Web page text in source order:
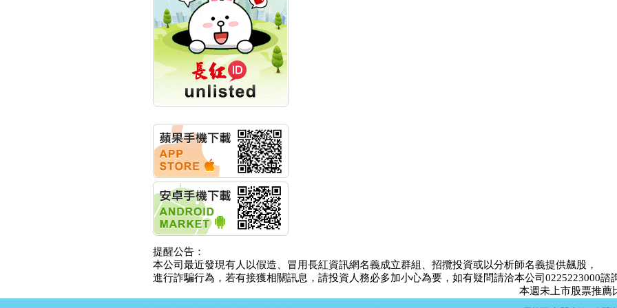
計畫
明緯企業:明緯永續科技
競賽 以電源驅動善的力
量
秀育企業:秀育SHO-U儲
能系統 獲國內首張CNS
認證
聯博投信:聯博00404A
華旭先進:代重要子公司
碩通散熱股份有限公司
公告董事會通過發言人
及代理發
華旭先進:代重要子公司
碩通散熱股份有限公司
公告董事會決議發行員
工認股權
華旭先進:代重要子公司
碩通散熱股份有限公司
公告董事會追認113年
向關係
碩通散熱股份有限公司
提醒公告：
本公司最近發現有人以假造、冒用長紅資訊網名義成立群組、招攬投資或以分析師名義提供飆股，
進行詐騙行為，若有接獲相關訊息，請投資人務必多加小心為要，如有疑問請洽本公司0225223000諮
本週未上市股票推薦